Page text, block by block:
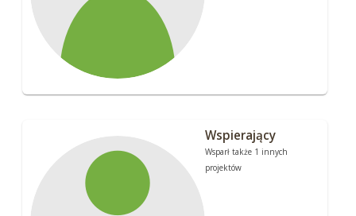
Wspierający
Wsparł także 1 innych
projektów